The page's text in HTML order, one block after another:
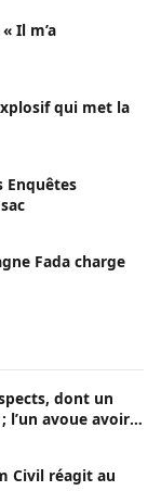
Il m’a
qui met la
Enquêtes
Fada charge
dont un
l’un avoue avoir
Civil réagit au